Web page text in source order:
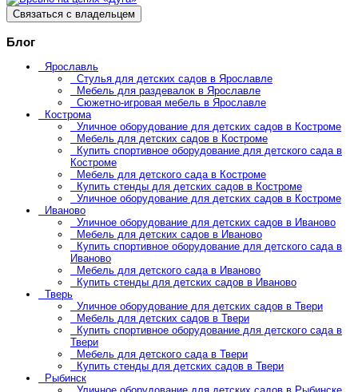
Связаться с владельцем
Блог
Ярославль
Стулья для детских садов в Ярославле
Мебель для раздевалок в Ярославле
Сюжетно-игровая мебель в Ярославле
Кострома
Уличное оборудование для детских садов в Костроме
Мебель для детских садов в Костроме
Купить спортивное оборудование для детского сада в
Костроме
Мебель для детского сада в Костроме
Купить стенды для детских садов в Костроме
Уличное оборудование для детских садов в Костроме
Иваново
Уличное оборудование для детских садов в Иваново
Мебель для детских садов в Иваново
Купить спортивное оборудование для детского сада в
Иваново
Мебель для детского сада в Иваново
Купить стенды для детских садов в Иваново
Тверь
Уличное оборудование для детских садов в Твери
Мебель для детских садов в Твери
Купить спортивное оборудование для детского сада в
Твери
Мебель для детского сада в Твери
Купить стенды для детских садов в Твери
Рыбинск